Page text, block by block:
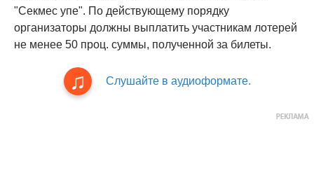
"Секмес упе". По действующему порядку
организаторы должны выплатить участникам лотерей
не менее 50 проц. суммы, полученной за билеты.
Слушайте в аудиоформате.